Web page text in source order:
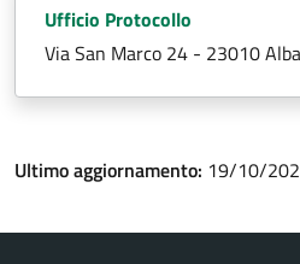
Ufficio Protocollo
Via San Marco 24 - 23010
Ultimo aggiornamento: 19/10/